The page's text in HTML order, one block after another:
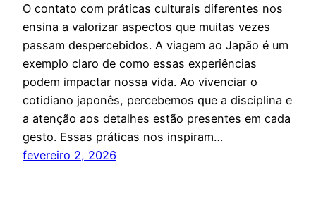
O contato com práticas culturais diferentes nos
ensina a valorizar aspectos que muitas vezes
passam despercebidos. A viagem ao Japão é um
exemplo claro de como essas experiências
podem impactar nossa vida. Ao vivenciar o
cotidiano japonês, percebemos que a disciplina e
a atenção aos detalhes estão presentes em cada
gesto. Essas práticas nos inspiram…
fevereiro 2, 2026